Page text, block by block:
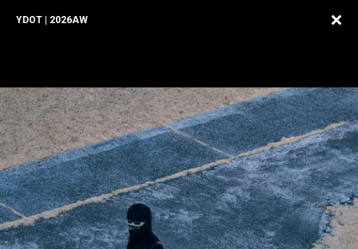
YDOT | 2026AW